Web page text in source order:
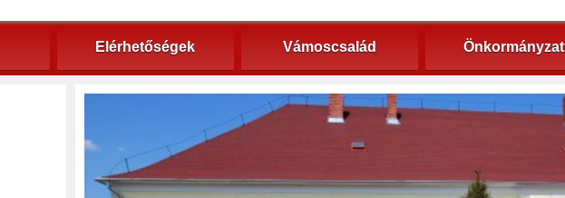
Elérhetőségek Vámoscsalád Önkormányzat